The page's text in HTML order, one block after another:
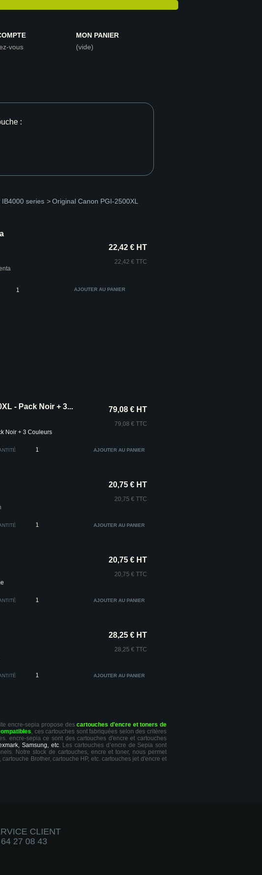
vous
MON PANIER
(vide)
:
series >Original Canon PGI-2500XL
22,42 € HT
22,42 € TTC
- Pack Noir + 3...
Noir + 3 Couleurs
79,08 € HT
79,08 € TTC
20,75 € HT
20,75 € TTC
20,75 € HT
20,75 € TTC
28,25 € HT
28,25 € TTC
encre-sepia propose descartouches d'encre et toners de
, ces cartouches sont fabriquées selon des critères
encre-sepia ce sont des cartouches d'encre et cartouches
Samsung, etc. Les cartouches d’encre de Sepia sont
Notre stock de cartouches, encre et toner, nous permet
Brother, cartouche HP, etc. cartouches jet d'encre et
CLIENT
27 08 43